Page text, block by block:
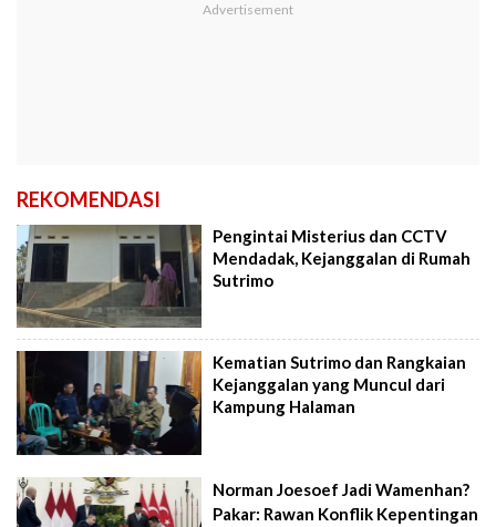
REKOMENDASI
Pengintai Misterius dan CCTV
Mendadak, Kejanggalan di Rumah
Sutrimo
Kematian Sutrimo dan Rangkaian
Kejanggalan yang Muncul dari
Kampung Halaman
Norman Joesoef Jadi Wamenhan?
Pakar: Rawan Konflik Kepentingan